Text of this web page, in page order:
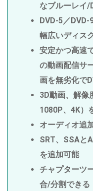
なブルーレイ/
DVD-5／DVD-
幅広いディス
安定かつ高速
の動画配信サ
画を無劣化で
3D動画、解像
1080P、4K）
オーディオ追
SRT、SSAと
を追加可能
チャプターツ
合/分割できる